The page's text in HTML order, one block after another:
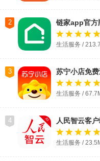
2 链家app官方
生活服务 /
3 苏宁小店免
生活服务 /
4 人民智云客
生活服务 /